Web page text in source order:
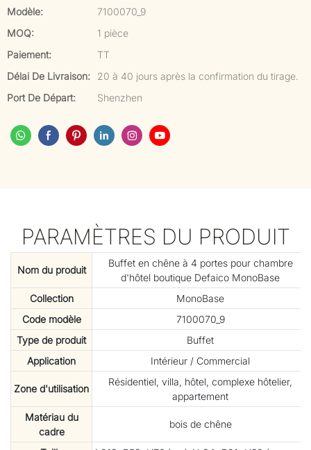
Modèle:
7100070_9
MOQ:
1 pièce
Paiement:
TT
Délai De Livraison:
20 à 40 jours après la confirmation du tirage.
Port De Départ:
Shenzhen
PARAMÈTRES DU PRODUIT
Nom du produit
Buffet en chêne à 4 portes pour chambre
d'hôtel boutique Defaico MonoBase
Collection
MonoBase
Code modèle
7100070_9
Type de produit
Buffet
Application
Intérieur / Commercial
Zone d'utilisation
Résidentiel, villa, hôtel, complexe hôtelier,
appartement
Matériau du
cadre
bois de chêne